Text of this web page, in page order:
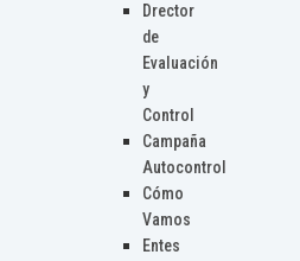
Drector
de
Evaluación
y
Control
Campaña
Autocontrol
Cómo
Vamos
Entes